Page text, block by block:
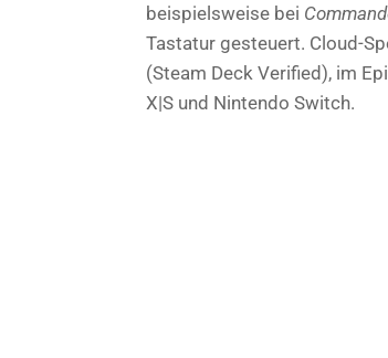
beispielsweise bei
Tastatur gesteuert. Cloud-
(Steam Deck Verified), im
X|S und Nintendo Switch.